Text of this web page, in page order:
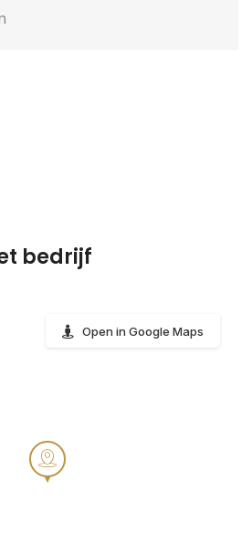
bedrijf
Open in Google Maps